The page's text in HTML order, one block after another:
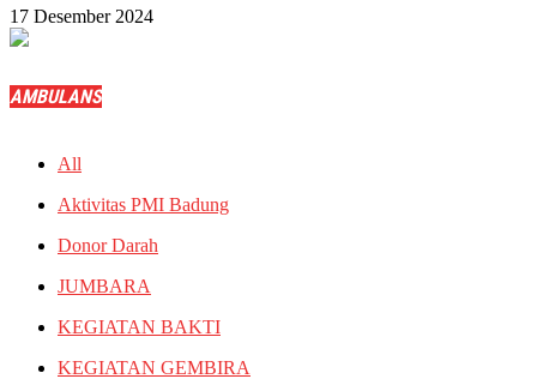
17 Desember 2024
AMBULANS
All
Aktivitas PMI Badung
Donor Darah
JUMBARA
KEGIATAN BAKTI
KEGIATAN GEMBIRA